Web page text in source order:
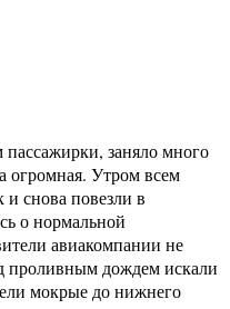
пассажирки, заняло много
огромная. Утром всем
и снова повезли в
о нормальной
авиакомпании не
проливным дождем искали
мокрые до нижнего